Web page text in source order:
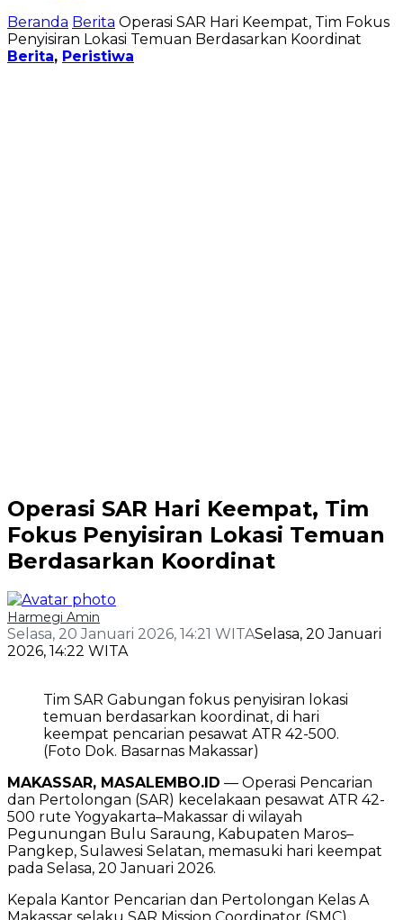
Beranda Berita Operasi SAR Hari Keempat, Tim Fokus
Penyisiran Lokasi Temuan Berdasarkan Koordinat
Berita, Peristiwa
Operasi SAR Hari Keempat, Tim
Fokus Penyisiran Lokasi Temuan
Berdasarkan Koordinat
Harmegi Amin
Selasa, 20 Januari 2026, 14:21 WITASelasa, 20 Januari
2026, 14:22 WITA
Tim SAR Gabungan fokus penyisiran lokasi
temuan berdasarkan koordinat, di hari
keempat pencarian pesawat ATR 42-500.
(Foto Dok. Basarnas Makassar)
MAKASSAR, MASALEMBO.ID — Operasi Pencarian
dan Pertolongan (SAR) kecelakaan pesawat ATR 42-
500 rute Yogyakarta–Makassar di wilayah
Pegunungan Bulu Saraung, Kabupaten Maros–
Pangkep, Sulawesi Selatan, memasuki hari keempat
pada Selasa, 20 Januari 2026.
Kepala Kantor Pencarian dan Pertolongan Kelas A